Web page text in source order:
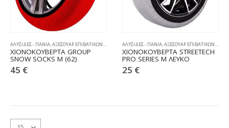
ΑΛΥΣΙΔΕΣ - ΠΑΝΙΑ,ΑΞΕΣΟΥΑΡ ΕΠΙΒΑΤΙΚΩΝ,ΧΙΟΝΟΚΟΥΒΕΡΤΕΣ
ΧΙΟΝΟΚΟΥΒΕΡΤΑ GROUP
SNOW SOCKS M (62)
45 €
ΑΛΥΣΙΔΕΣ - ΠΑΝΙΑ,ΑΞΕΣΟΥΑΡ ΕΠΙΒΑΤΙΚΩΝ,
ΧΙΟΝΟΚΟΥΒΕΡΤΑ STREETECH
PRO SERIES M ΛΕΥΚΟ
25 €